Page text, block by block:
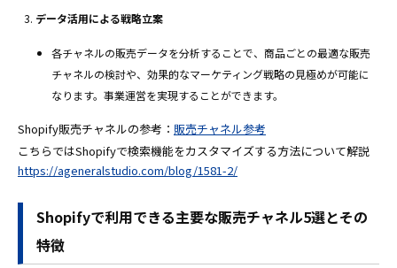
データ活用による戦略立案
各チャネルの販売データを分析することで、商品ごとの最適な販売
チャネルの検討や、効果的なマーケティング戦略の見極めが可能に
なります。事業運営を実現することができます。
Shopify販売チャネルの参考： 販売チャネル参考
こちらではShopifyで検索機能をカスタマイズする方法について解説
https://ageneralstudio.com/blog/1581-2/
Shopifyで利用できる主要な販売チャネル5選とその
特徴